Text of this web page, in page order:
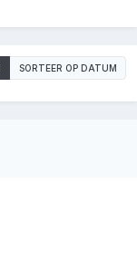
SORTEER OP DATUM